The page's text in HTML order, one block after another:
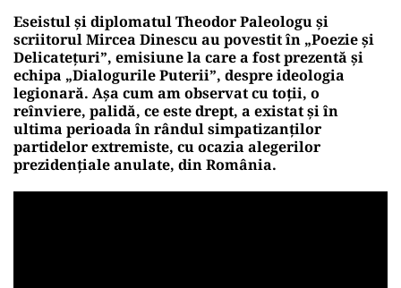
Eseistul și diplomatul Theodor Paleologu și
scriitorul Mircea Dinescu au povestit în „Poezie și
Delicatețuri”, emisiune la care a fost prezentă și
echipa „Dialogurile Puterii”, despre ideologia
legionară. Așa cum am observat cu toții, o
reînviere, palidă, ce este drept, a existat și în
ultima perioada în rândul simpatizanților
partidelor extremiste, cu ocazia alegerilor
prezidențiale anulate, din România.